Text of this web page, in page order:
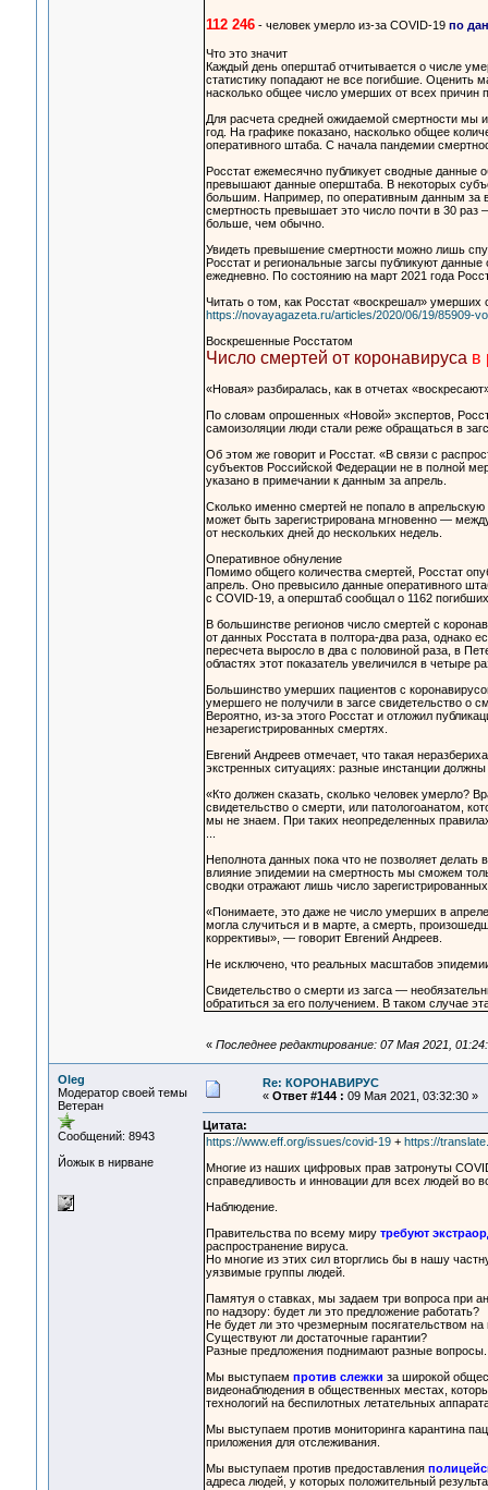
112 246- человек умерло из-за COVID-19 по
Что это значит
Каждый день оперштаб отчитывается о числе
статистику попадают не все погибшие. Оценить
насколько общее число умерших от всех причин
Для расчета средней ожидаемой смертности мы
год. На графике показано, насколько общее
оперативного штаба. С начала пандемии
Росстат ежемесячно публикует сводные
превышают данные оперштаба. В некоторых
большим. Например, по оперативным данным за
смертность превышает это число почти в 30 раз
больше, чем обычно.
Увидеть превышение смертности можно лишь
Росстат и региональные загсы публикуют
ежедневно. По состоянию на март 2021 года
Читать о том, как Росстат «воскрешал» умерших
https://novayagazeta.ru/articles/2020/06/19/85909-
Воскрешенные Росстатом
Число смертей от коронавируса в
«Новая» разбиралась, как в отчетах
По словам опрошенных «Новой» экспертов,
самоизоляции люди стали реже обращаться в
Об этом же говорит и Росстат. «В связи с
субъектов Российской Федерации не в полной
указано в примечании к данным за апрель.
Сколько именно смертей не попало в
может быть зарегистрирована мгновенно —
от нескольких дней до нескольких недель.
Оперативное обнуление
Помимо общего количества смертей, Росстат
апрель. Оно превысило данные оперативного
с COVID-19, а оперштаб сообщал о 1162
В большинстве регионов число смертей с
от данных Росстата в полтора-два раза, однако
пересчета выросло в два с половиной раза, в
областях этот показатель увеличился в четыре
Большинство умерших пациентов с
умершего не получили в загсе свидетельство о
Вероятно, из-за этого Росстат и отложил
незарегистрированных смертях.
Евгений Андреев отмечает, что такая
экстренных ситуациях: разные инстанции
«Кто должен сказать, сколько человек умерло?
свидетельство о смерти, или патологоанатом,
мы не знаем. При таких неопределенных
Неполнота данных пока что не позволяет
влияние эпидемии на смертность мы сможем
сводки отражают лишь число
«Понимаете, это даже не число умерших в
могла случиться и в марте, а смерть,
коррективы», — говорит Евгений Андреев.
Не исключено, что реальных масштабов
Свидетельство о смерти из загса —
обратиться за его получением. В таком случае
« Последнее редактирование: 07 Мая 2021,
Oleg
Модератор своей темы
Ветеран
Сообщений: 8943
Йожык в нирване
Re: КОРОНАВИРУС
« Ответ #144 : 09 Мая 2021, 03:32:30 »
Цитата:
https://www.eff.org/issues/covid-19+ https://
Многие из наших цифровых прав затронуты
справедливость и инновации для всех людей во
Наблюдение.
Правительства по всему миру требуют
распространение вируса.
Но многие из этих сил вторглись бы в нашу
уязвимые группы людей.
Памятуя о ставках, мы задаем три вопроса при
по надзору: будет ли это предложение работать?
Не будет ли это чрезмерным посягательством
Существуют ли достаточные гарантии?
Разные предложения поднимают разные
Мы выступаем против слежки за широкой
видеонаблюдения в общественных местах,
технологий на беспилотных летательных
Мы выступаем против мониторинга карантина
приложения для отслеживания.
Мы выступаем против предоставления
адреса людей, у которых положительный